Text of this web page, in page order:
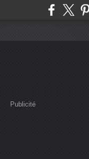
Publicité